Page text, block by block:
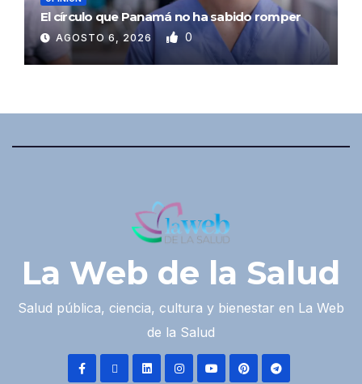
El círculo que Panamá no ha sabido romper
AGOSTO 6, 2026 0
La Web de la Salud
Salud pública, ciencia, cultura y bienestar en La Web
de la Salud